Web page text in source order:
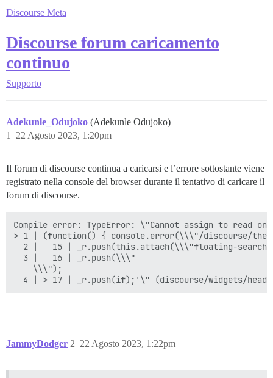
Discourse Meta
Discourse forum caricamento
continuo
Supporto
Adekunle_Odujoko (Adekunle Odujoko)
22 Agosto 2023, 1:20pm
1
Il forum di discourse continua a caricarsi e l’errore sottostante viene
registrato nella console del browser durante il tentativo di caricare il
forum di discourse.
Compile error: TypeError: \"Cannot assign to read
> 1 | (function() { console.error(\\\"/discourse/
2 |   15 | _r.push(this.attach(\\\"floating-
  3 |   16 | _r.push(\\\"
    \\\");
JammyDodger 22 Agosto 2023, 1:22pm
2